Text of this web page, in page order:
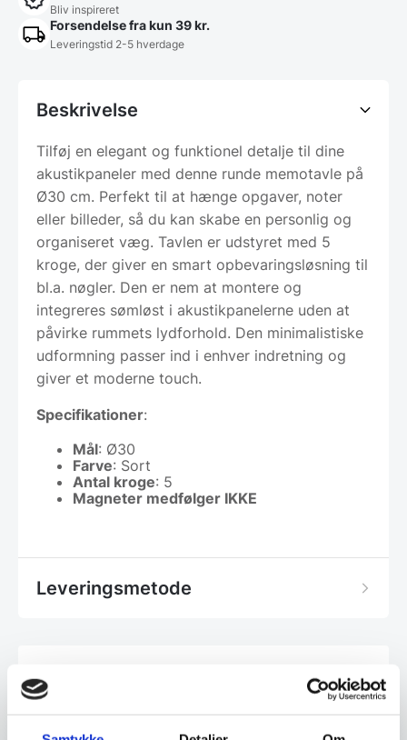
Bliv inspireret
Forsendelse fra kun 39 kr.
Leveringstid 2-5 hverdage
Beskrivelse
Tilføj en elegant og funktionel detalje til dine
akustikpaneler med denne runde memotavle på
Ø30 cm. Perfekt til at hænge opgaver, noter
eller billeder, så du kan skabe en personlig og
organiseret væg. Tavlen er udstyret med 5
kroge, der giver en smart opbevaringsløsning til
bl.a. nøgler. Den er nem at montere og
integreres sømløst i akustikpanelerne uden at
påvirke rummets lydforhold. Den minimalistiske
udformning passer ind i enhver indretning og
giver et moderne touch.
Specifikationer:
Mål: Ø30
Farve: Sort
Antal kroge: 5
Magneter medfølger IKKE
Leveringsmetode